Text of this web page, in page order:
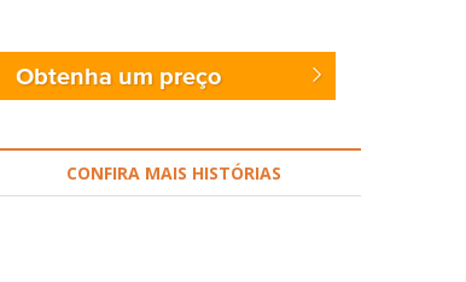
Obtenha um preço
CONFIRA MAIS HISTÓRIAS